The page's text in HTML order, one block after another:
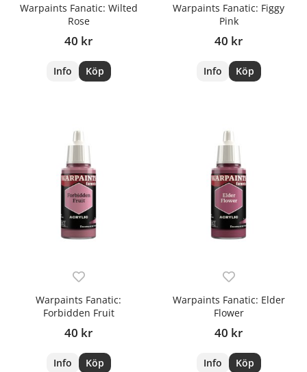
Warpaints Fanatic: Wilted
Rose
40 kr
Info Köp
Warpaints Fanatic: Figgy
Pink
40 kr
Info Köp
Warpaints Fanatic:
Forbidden Fruit
40 kr
Info Köp
Warpaints Fanatic: Elder
Flower
40 kr
Info Köp